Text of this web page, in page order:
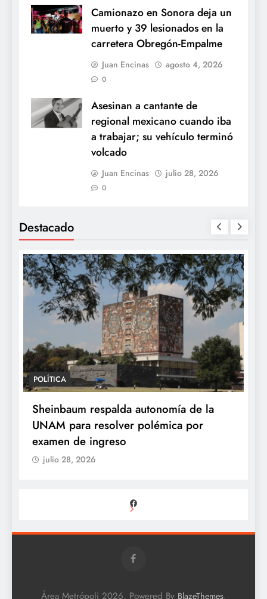
Camionazo en Sonora deja un
muerto y 39 lesionados en la
carretera Obregón-Empalme
Juan Encinas agosto 4, 2026
0
Asesinan a cantante de
regional mexicano cuando iba
a trabajar; su vehículo terminó
volcado
Juan Encinas julio 28, 2026
0
Destacado
POLÍTICA
Sheinbaum respalda autonomía de la
UNAM para resolver polémica por
examen de ingreso
julio 28, 2026
Área Metrópoli 2026. Powered By BlazeThemes.